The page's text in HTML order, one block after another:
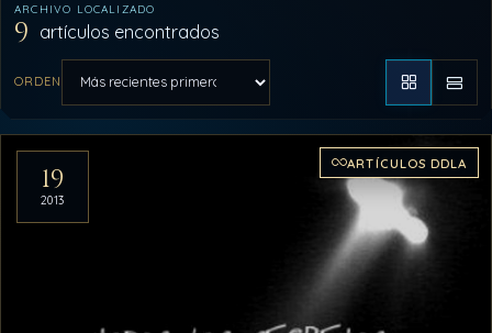
ARCHIVO LOCALIZADO
9 artículos encontrados
ORDEN
Artículos del archivo
19
2013
ARTÍCULOS DDLA